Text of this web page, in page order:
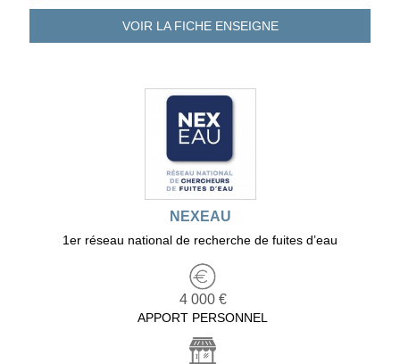
VOIR LA FICHEENSEIGNE
NEXEAU
1er réseau national de recherche de fuites d’eau
4 000 €
APPORT PERSONNEL